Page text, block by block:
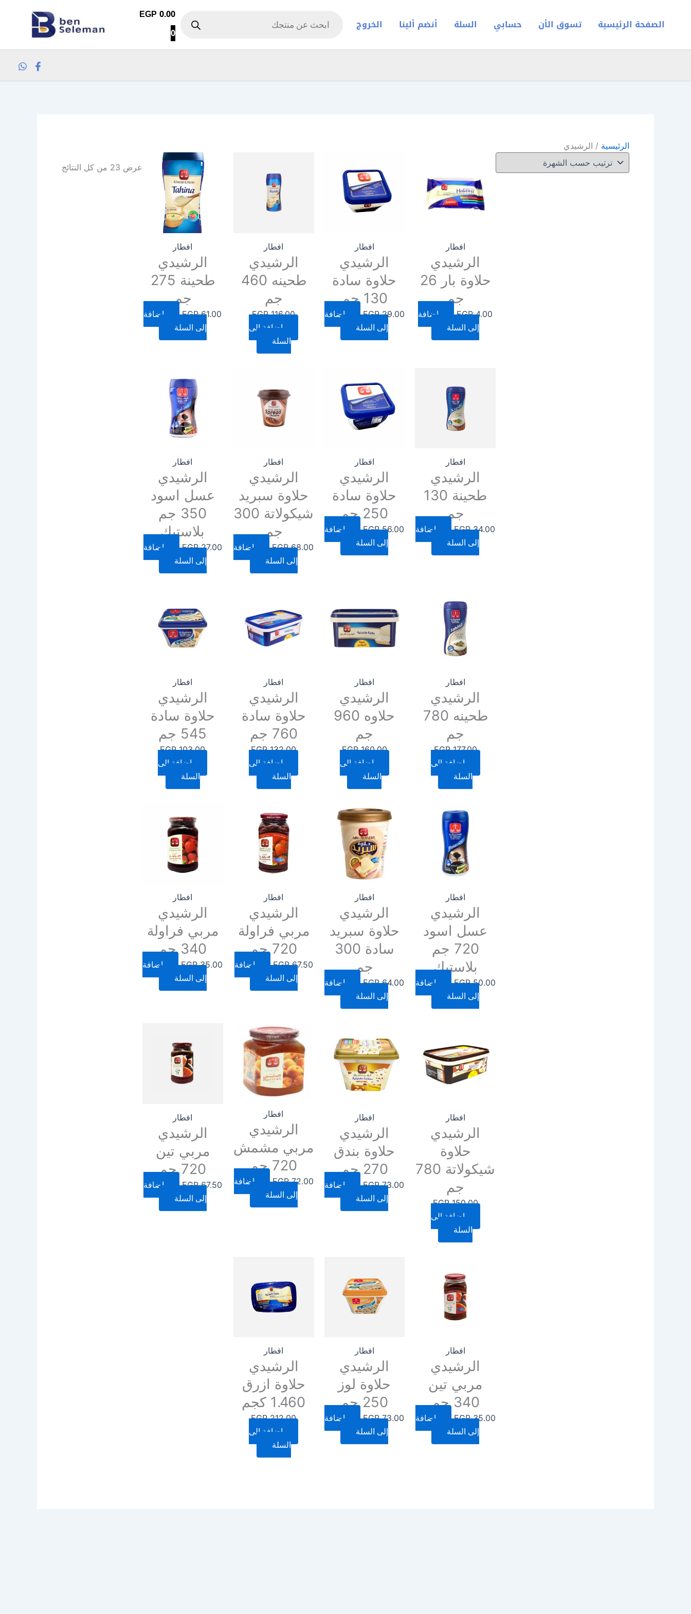
الصفحة الرئيسية تسوق الأن حسابي السلة أنضم ألينا الخروج search
EGP0.00
0
الرئيسية / الرشيدي
عرض ⁦23⁩ من كل النتائج
الفرز
حسب
افطار
الرشيدي
حلاوة بار 26
جم
EGP4.00
إضافة
إلى السلة
افطار
الرشيدي
حلاوة سادة
130 جم
EGP29.00
إضافة
إلى السلة
افطار
الرشيدي
طحينه 460
جم
EGP116.00
إضافة إلى
السلة
افطار
الرشيدي
طحينة 275
جم
EGP61.00
إضافة
إلى السلة
افطار
الرشيدي
طحينة 130
جم
EGP34.00
إضافة
إلى السلة
افطار
الرشيدي
حلاوة سادة
250 جم
EGP56.00
إضافة
إلى السلة
افطار
الرشيدي
حلاوة سبريد
شيكولاتة 300
جم
EGP68.00
إضافة
إلى السلة
افطار
الرشيدي
عسل اسود
350 جم
بلاستيك
EGP27.00
إضافة
إلى السلة
افطار
الرشيدي
طحينه 780
جم
EGP177.00
إضافة إلى
السلة
افطار
الرشيدي
حلاوه 960
جم
EGP160.00
إضافة إلى
السلة
افطار
الرشيدي
حلاوة سادة
760 جم
EGP132.00
إضافة إلى
السلة
افطار
الرشيدي
حلاوة سادة
545 جم
EGP103.00
إضافة إلى
السلة
افطار
الرشيدي
عسل اسود
720 جم
بلاستيك
EGP50.00
إضافة
إلى السلة
افطار
الرشيدي
حلاوة سبريد
سادة 300
جم
EGP64.00
إضافة
إلى السلة
افطار
الرشيدي
مربي فراولة
720 جم
EGP67.50
إضافة
إلى السلة
افطار
الرشيدي
مربي فراولة
340 جم
EGP35.00
إضافة
إلى السلة
افطار
الرشيدي
حلاوة
شيكولاتة 780
جم
EGP150.00
إضافة إلى
السلة
افطار
الرشيدي
حلاوة بندق
270 جم
EGP73.00
إضافة
إلى السلة
افطار
الرشيدي
مربي مشمش
720 جم
EGP72.00
إضافة
إلى السلة
افطار
الرشيدي
مربي تين
720 جم
EGP67.50
إضافة
إلى السلة
افطار
الرشيدي
مربي تين
340 جم
EGP35.00
إضافة
إلى السلة
افطار
الرشيدي
حلاوة لوز
250 جم
EGP73.00
إضافة
إلى السلة
افطار
الرشيدي
حلاوة ازرق
1.460 كجم
EGP212.00
إضافة إلى
السلة